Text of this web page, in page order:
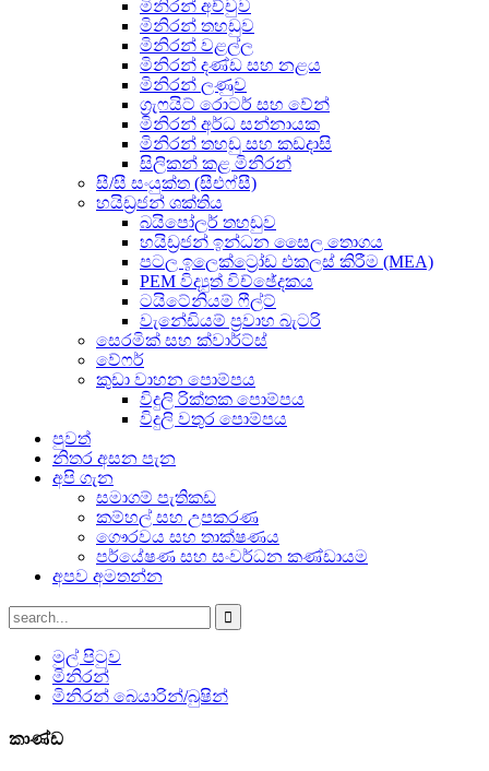
මිනිරන් අච්චුව
මිනිරන් තහඩුව
මිනිරන් වළල්ල
මිනිරන් දණ්ඩ සහ නළය
මිනිරන් ලණුව
ග්‍රැෆයිට් රොටර් සහ වේන්
මිනිරන් අර්ධ සන්නායක
මිනිරන් තහඩු සහ කඩදාසි
සිලිකන් කළ මිනිරන්
සී/සී සංයුක්ත (සීඑෆ්සී)
හයිඩ්‍රජන් ශක්තිය
බයිපෝලර් තහඩුව
හයිඩ්‍රජන් ඉන්ධන සෛල තොගය
පටල ඉලෙක්ට්‍රෝඩ එකලස් කිරීම (MEA)
PEM විද්‍යුත් විච්ඡේදකය
ටයිටේනියම් ෆීල්ට්
වැනේඩියම් ප්‍රවාහ බැටරි
සෙරමික් සහ ක්වාර්ට්ස්
වේෆර්
කුඩා වාහන පොම්පය
විදුලි රික්තක පොම්පය
විදුලි වතුර පොම්පය
පුවත්
නිතර අසන පැන
අපි ගැන
සමාගම් පැතිකඩ
කම්හල් සහ උපකරණ
ගෞරවය සහ තාක්ෂණය
පර්යේෂණ සහ සංවර්ධන කණ්ඩායම
අපව අමතන්න
මුල් පිටුව
මිනිරන්
මිනිරන් බෙයාරින්/බුෂින්
කාණ්ඩ